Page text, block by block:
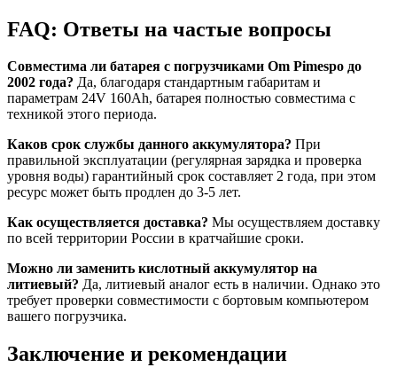
FAQ: Ответы на частые вопросы
Совместима ли батарея с погрузчиками Om Pimespo до
2002 года? Да, благодаря стандартным габаритам и
параметрам 24V 160Ah, батарея полностью совместима с
техникой этого периода.
Каков срок службы данного аккумулятора? При
правильной эксплуатации (регулярная зарядка и проверка
уровня воды) гарантийный срок составляет 2 года, при этом
ресурс может быть продлен до 3-5 лет.
Как осуществляется доставка? Мы осуществляем доставку
по всей территории России в кратчайшие сроки.
Можно ли заменить кислотный аккумулятор на
литиевый? Да, литиевый аналог есть в наличии. Однако это
требует проверки совместимости с бортовым компьютером
вашего погрузчика.
Заключение и рекомендации